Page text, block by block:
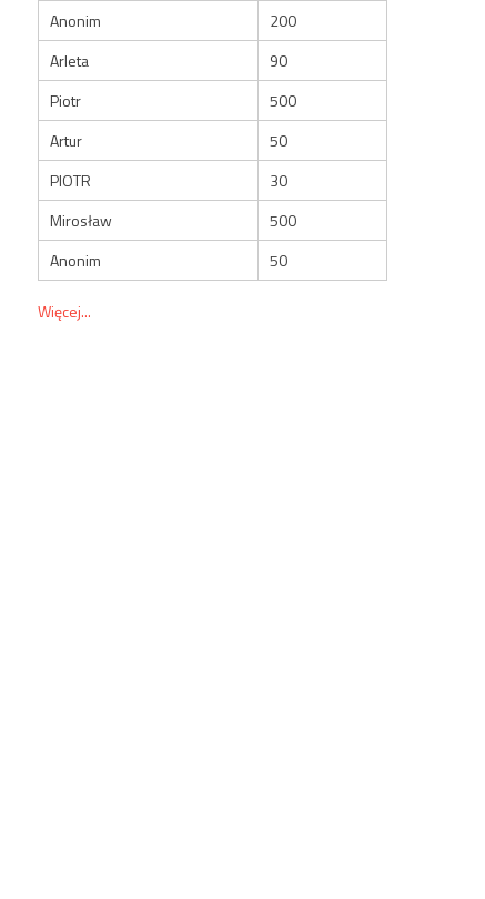
Anonim
200
Arleta
90
Piotr
500
Artur
50
PIOTR
30
Mirosław
500
Anonim
50
Więcej...